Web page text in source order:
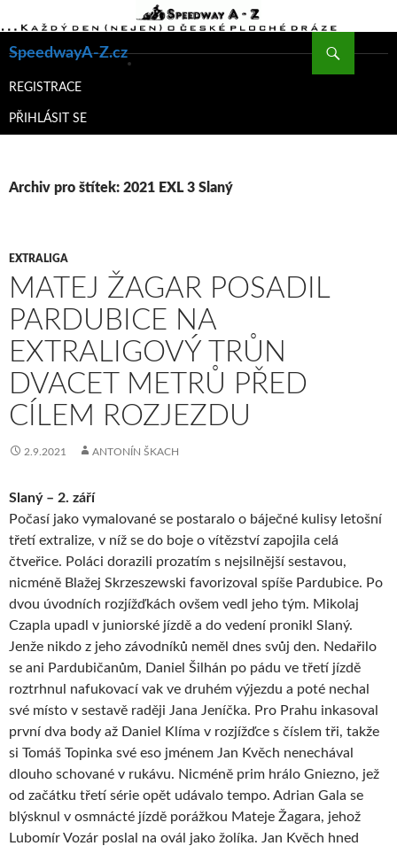
SpeedwayA-Z.cz
K
WEBU
REGISTRACE
PŘIHLÁSIT SE
Archiv pro štítek: 2021 EXL 3 Slaný
EXTRALIGA
MATEJ ŽAGAR POSADIL
PARDUBICE NA
EXTRALIGOVÝ TRŮN
DVACET METRŮ PŘED
CÍLEM ROZJEZDU
2.9.2021 ANTONÍN ŠKACH
Slaný – 2. září
Počasí jako vymalované se postaralo o báječné kulisy letošní
třetí extralize, v níž se do boje o vítězství zapojila celá
čtveřice. Poláci dorazili prozatím s nejsilnější sestavou,
nicméně Blažej Skrzeszewski favorizoval spíše Pardubice. Po
dvou úvodních rozjížďkách ovšem vedl jeho tým. Mikolaj
Czapla upadl v juniorské jízdě a do vedení pronikl Slaný.
Jenže nikdo z jeho závodníků neměl dnes svůj den. Nedařilo
se ani Pardubičanům, Daniel Šilhán po pádu ve třetí jízdě
roztrhnul nafukovací vak ve druhém výjezdu a poté nechal
své místo v sestavě raději Jana Jeníčka. Pro Prahu inkasoval
první dva body až Daniel Klíma v rozjížďce s číslem tři, takže
si Tomáš Topinka své eso jménem Jan Kvěch nenechával
dlouho schované v rukávu. Nicméně prim hrálo Gniezno, jež
od začátku třetí série opět udávalo tempo. Adrian Gala se
blýsknul v osmnácté jízdě porážkou Mateje Žagara, jehož
Lubomír Vozár poslal na ovál jako žolíka. Jan Kvěch hned